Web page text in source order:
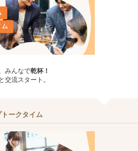
みんなで乾杯！
交流スタート。
ークタイム